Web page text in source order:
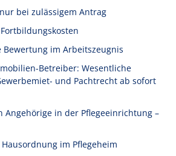
bei zulässigem Antrag
im Arbeitszeugnis
Betreiber: Wesentliche
und Pachtrecht ab sofort
Angehörige in der Pflegeeinrichtung –
im Pflegeheim